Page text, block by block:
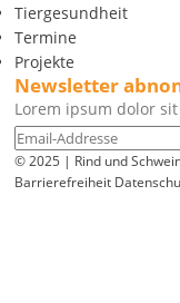
Tiergesundheit
Termine
Projekte
Newsletter
Lorem ipsum dolor
© 2025 | Rind und Schwein
Barrierefreiheit